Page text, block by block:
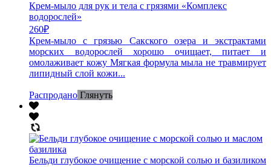
Крем-мыло для рук и тела с грязями «Комплекс
водорослей»
260₽
Крем-мыло с грязью Сакского озера и экстрактами
морских водорослей хорошо очищает, питает и
омолаживает кожу Мягкая формула мыла не травмирует
липидный слой кожи...
Распродано Глянуть
Бельди глубокое очищение с морской солью и базиликом